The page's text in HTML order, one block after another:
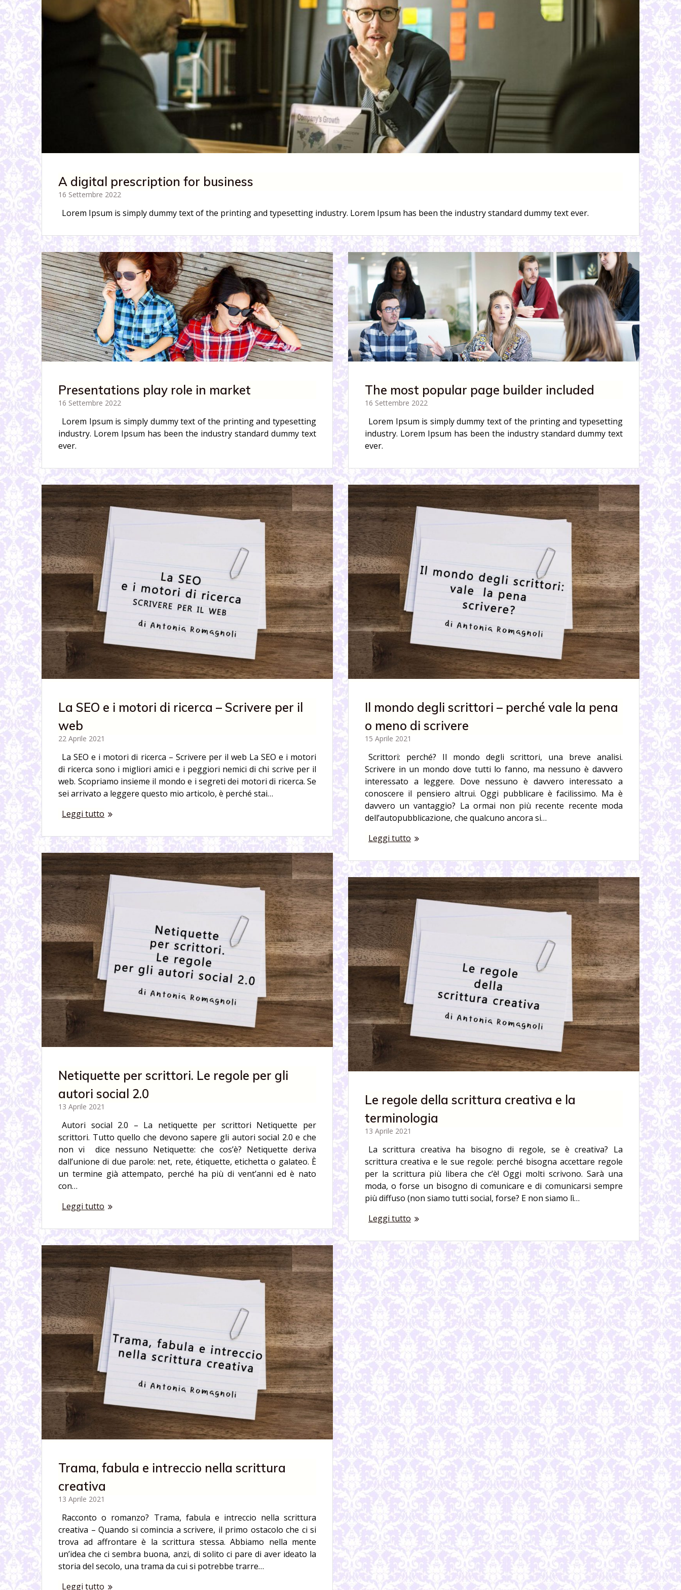
A digital prescription for business
16 Settembre 2022
Lorem Ipsum is simply dummy text of the printing and typesetting industry. Lorem Ipsum has been the industry standard dummy text ever.
Presentations play role in market
16 Settembre 2022
Lorem Ipsum is simply dummy text of the printing and typesetting
industry. Lorem Ipsum has been the industry standard dummy text
ever.
The most popular page builder included
16 Settembre 2022
Lorem Ipsum is simply dummy text of the printing and typesetting
industry. Lorem Ipsum has been the industry standard dummy text
ever.
La SEO e i motori di ricerca – Scrivere per il
web
22 Aprile 2021
La SEO e i motori di ricerca – Scrivere per il web La SEO e i motori
di ricerca sono i migliori amici e i peggiori nemici di chi scrive per il
web. Scopriamo insieme il mondo e i segreti dei motori di ricerca. Se
sei arrivato a leggere questo mio articolo, è perché stai…
Leggi tutto
Il mondo degli scrittori – perché vale la pena
o meno di scrivere
15 Aprile 2021
Scrittori: perché? Il mondo degli scrittori, una breve analisi.
Scrivere in un mondo dove tutti lo fanno, ma nessuno è davvero
interessato a leggere. Dove nessuno è davvero interessato a
conoscere il pensiero altrui. Oggi pubblicare è facilissimo. Ma è
davvero un vantaggio? La ormai non più recente recente moda
dell’autopubblicazione, che qualcuno ancora si…
Leggi tutto
Netiquette per scrittori. Le regole per gli
autori social 2.0
13 Aprile 2021
Autori social 2.0 – La netiquette per scrittori Netiquette per
scrittori. Tutto quello che devono sapere gli autori social 2.0 e che
non vi dice nessuno Netiquette: che cos’è? Netiquette deriva
dall’unione di due parole: net, rete, étiquette, etichetta o galateo. È
un termine già attempato, perché ha più di vent’anni ed è nato
con…
Leggi tutto
Le regole della scrittura creativa e la
terminologia
13 Aprile 2021
La scrittura creativa ha bisogno di regole, se è creativa? La
scrittura creativa e le sue regole: perché bisogna accettare regole
per la scrittura più libera che c’è! Oggi molti scrivono. Sarà una
moda, o forse un bisogno di comunicare e di comunicarsi sempre
più diffuso (non siamo tutti social, forse? E non siamo lì…
Leggi tutto
Trama, fabula e intreccio nella scrittura
creativa
13 Aprile 2021
Racconto o romanzo? Trama, fabula e intreccio nella scrittura
creativa – Quando si comincia a scrivere, il primo ostacolo che ci si
trova ad affrontare è la scrittura stessa. Abbiamo nella mente
un’idea che ci sembra buona, anzi, di solito ci pare di aver ideato la
storia del secolo, una trama da cui si potrebbe trarre…
Leggi tutto